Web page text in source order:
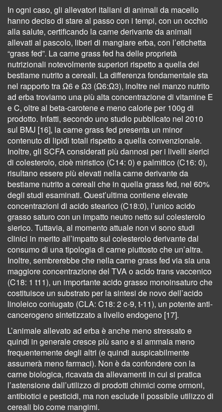
In ogni caso, gli allevatori italiani di animali da macello
hanno deciso di stare al passo con i tempi, con un occhio
alla salute, certificando la carne derivante da animali
allevati al pascolo, liberi di mangiare erba, con l’etichetta
“grass fed”. La carne grass fed ha delle proprietà
nutrizionali notevolmente superiori rispetto a quella del
bestiame nutrito a cereali. La differenza fondamentale sta
nel rapporto tra Ω6 e Ω3 (Ω6:Ω3), inoltre nel manzo nutrito
ad erba troviamo una più alta concentrazione di vitamine E
e C, oltre al beta-carotene e meno calorie per 100g di
prodotto. Infatti, secondo uno studio pubblicato nel 2010
sul BMJ [16], la carne grass fed presenta un minor
contenuto di lipidi totali rispetto a quella convenzionale.
Inoltre, gli SCFA considerati più dannosi per i livelli sierici
di colesterolo, cioè miristico (C14: 0) e palmitico (C16: 0),
risultano essere più elevati nella carne derivante da
bestiame nutrito a cereali che in quella grass fed, nel 60%
degli studi esaminati. Quest’ultima contiene elevate
concentrazioni di acido stearico (C18:0), l’unico acido
grasso saturo con un impatto neutro netto sul colesterolo
sierico. Tuttavia, al momento attuale non vi sono studi
clinici in merito all’impatto sul colesterolo derivante dal
consumo di una tipologia di carne piuttosto che un’altra.
Inoltre, sembrerebbe che nella carne grass fed via sia una
maggiore concentrazione del TVA o acido trans vaccenico
(C18: 1 t11), un importante acido grasso monoinsaturo che
costituisce un substrato per la sintesi de novo dell’acido
linoleico coniugato (CLA: C18: 2 c-9, t-11), un potente anti-
cancerogeno sintetizzato a livello endogeno [17].
L’animale allevato ad erba è anche meno stressato e
quindi in generale cresce più sano e si ammala meno
frequentemente degli altri (e quindi auspicabilmente
assumerà meno farmaci). Non è da confondere con la
carne biologica, ricavata da allevamenti in cui si pratica
l’astensione dall’utilizzo di prodotti chimici come ormoni,
antibiotici e pesticidi, ma non esclude il possibile utilizzo di
cereali bio come mangimi.